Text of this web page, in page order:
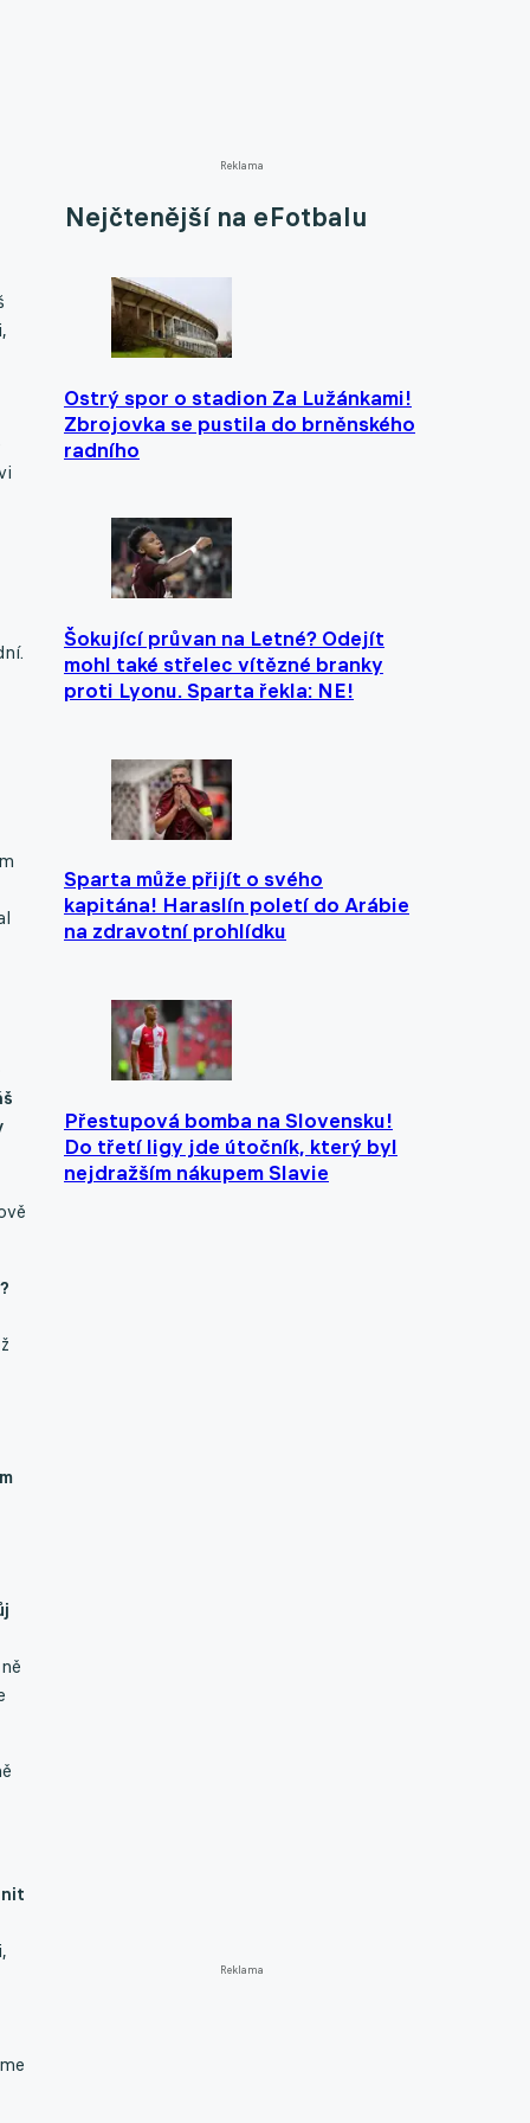
Reklama
Nejčtenější na eFotbalu
Ostrý spor o stadion Za Lužánkami!
Zbrojovka se pustila do brněnského
radního
Šokující průvan na Letné? Odejít
mohl také střelec vítězné branky
proti Lyonu. Sparta řekla: NE!
Sparta může přijít o svého
kapitána! Haraslín poletí do Arábie
na zdravotní prohlídku
Přestupová bomba na Slovensku!
Do třetí ligy jde útočník, který byl
nejdražším nákupem Slavie
Reklama